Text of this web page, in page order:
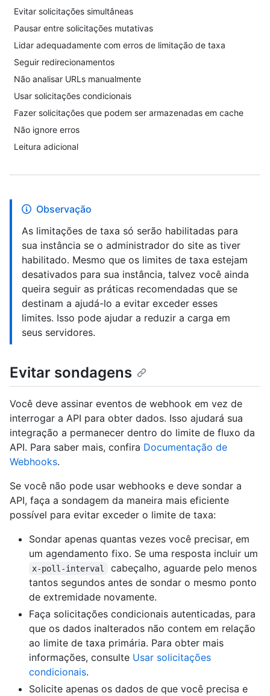
Evitar solicitações simultâneas
Pausar entre solicitações mutativas
Lidar adequadamente com erros de limitação de taxa
Seguir redirecionamentos
Não analisar URLs manualmente
Usar solicitações condicionais
Fazer solicitações que podem ser armazenadas em cache
Não ignore erros
Leitura adicional
Observação
As limitações de taxa só serão habilitadas para
sua instância se o administrador do site as tiver
habilitado. Mesmo que os limites de taxa estejam
desativados para sua instância, talvez você ainda
queira seguir as práticas recomendadas que se
destinam a ajudá-lo a evitar exceder esses
limites. Isso pode ajudar a reduzir a carga em
seus servidores.
Evitar sondagens
Você deve assinar eventos de webhook em vez de
interrogar a API para obter dados. Isso ajudará sua
integração a permanecer dentro do limite de fluxo da
API. Para saber mais, confira Documentação de
Webhooks.
Se você não pode usar webhooks e deve sondar a
API, faça a sondagem da maneira mais eficiente
possível para evitar exceder o limite de taxa:
Sondar apenas quantas vezes você precisar, em
um agendamento fixo. Se uma resposta incluir um
x-poll-interval
cabeçalho, aguarde pelo menos
tantos segundos antes de sondar o mesmo ponto
de extremidade novamente.
Faça solicitações condicionais autenticadas, para
que os dados inalterados não contem em relação
ao limite de taxa primária. Para obter mais
informações, consulte Usar solicitações
condicionais.
Solicite apenas os dados de que você precisa e